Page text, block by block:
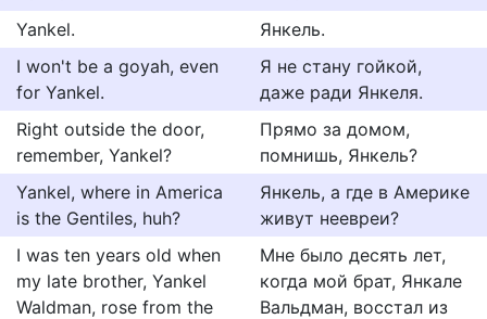
Yankel.
Янкель.
I won't be a goyah, even
for Yankel.
Я не стану гойкой,
даже ради Янкеля.
Right outside the door,
remember, Yankel?
Прямо за домом,
помнишь, Янкель?
Yankel, where in America
is the Gentiles, huh?
Янкель, а где в Америке
живут неевреи?
I was ten years old when
my late brother, Yankel
Waldman, rose from the
Мне было десять лет,
когда мой брат, Янкале
Вальдман, восстал из